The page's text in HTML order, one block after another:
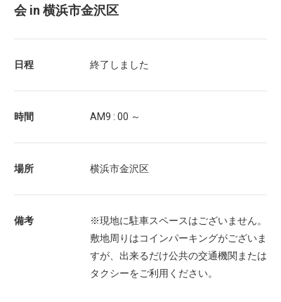
会 in 横浜市金沢区
日程 終了しました
時間 AM9 : 00 ～
場所 横浜市金沢区
備考
※現地に駐車スペースはございません。
敷地周りはコインパーキングがございま
すが、出来るだけ公共の交通機関または
タクシーをご利用ください。